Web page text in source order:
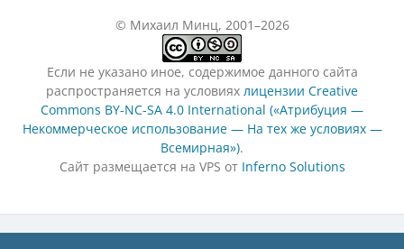
© Михаил Минц, 2001–2026
Если не указано иное, содержимое данного сайта
распространяется на условиях лицензии Creative
Commons BY-NC-SA 4.0 International («Атрибуция —
Некоммерческое использование — На тех же условиях —
Всемирная»).
Сайт размещается на VPS от Inferno Solutions